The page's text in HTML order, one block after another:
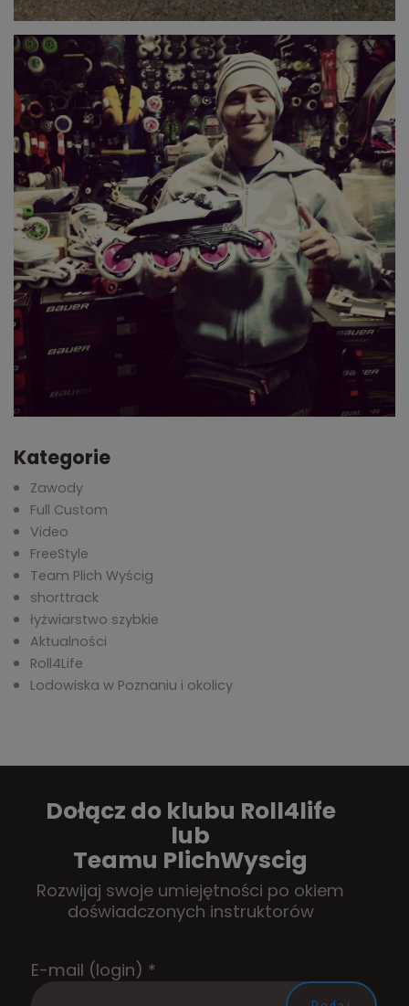
Kategorie
Zawody
Full Custom
Video
FreeStyle
Team Plich Wyścig
shorttrack
łyżwiarstwo szybkie
Aktualności
Roll4Life
Lodowiska w Poznaniu i okolicy
Dołącz do klubu Roll4life
lub
Teamu PlichWyscig
Rozwijaj swoje umiejętności po okiem
doświadczonych instruktorów
E-mail (login) *